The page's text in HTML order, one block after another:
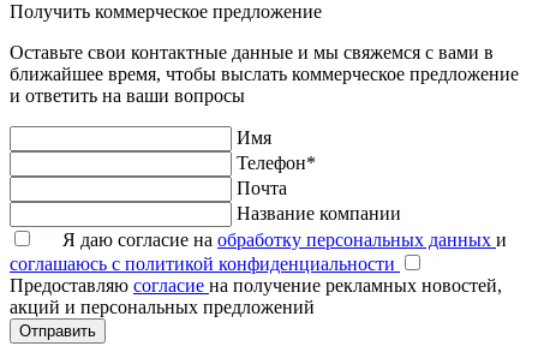
Получить коммерческое предложение
Оставьте свои контактные данные и мы свяжемся с вами в
ближайшее время, чтобы выслать коммерческое предложение
и ответить на ваши вопросы
Имя
Телефон*
Почта
Название компании
Я даю согласие на обработку персональных данных и
соглашаюсь с политикой конфиденциальности
Предоставляю согласие на получение рекламных новостей,
акций и персональных предложений
Отправить